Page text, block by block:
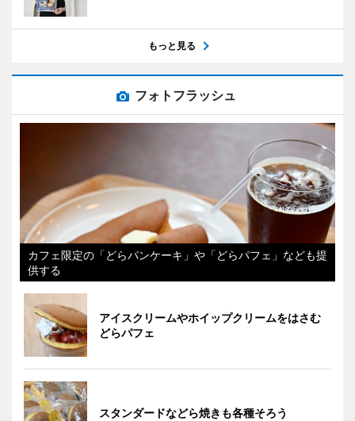
もっと見る
フォトフラッシュ
カフェ限定の「どらパンケーキ」や「どらパフェ」なども提
供する
アイスクリームやホイップクリームをはさむ
どらパフェ
スタンダードなどら焼きも各種そろう